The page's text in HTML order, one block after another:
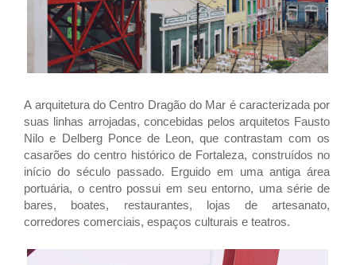
A arquitetura do Centro Dragão do Mar é caracterizada por
suas linhas arrojadas, concebidas pelos arquitetos Fausto
Nilo e Delberg Ponce de Leon, que contrastam com os
casarões do centro histórico de Fortaleza, construídos no
início do século passado. Erguido em uma antiga área
portuária, o centro possui em seu entorno, uma série de
bares, boates, restaurantes, lojas de artesanato,
corredores comerciais, espaços culturais e teatros.